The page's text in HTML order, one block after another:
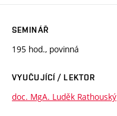
SEMINÁŘ
195 hod., povinná
VYUČUJÍCÍ / LEKTOR
doc. MgA. Luděk Rathouský